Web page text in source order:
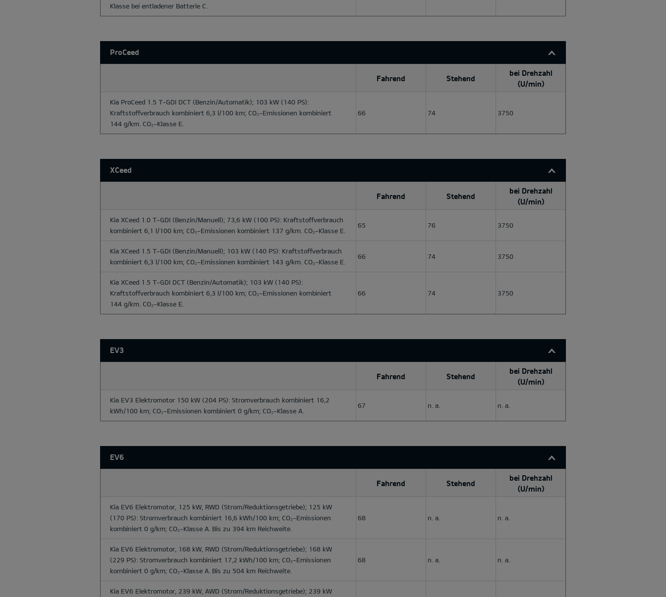
Klasse bei entladener Batterie C.
ProCeed
Fahrend Stehend
bei Drehzahl
(U/min)
Kia ProCeed 1.5 T-GDI DCT (Benzin/Automatik); 103 kW (140 PS):
Kraftstoffverbrauch kombiniert 6,3 l/100 km; CO₂-Emissionen kombiniert
144 g/km. CO₂-Klasse E.
66 74 3750
XCeed
Fahrend Stehend
bei Drehzahl
(U/min)
Kia XCeed 1.0 T-GDI (Benzin/Manuell); 73,6 kW (100 PS): Kraftstoffverbrauch
kombiniert 6,1 l/100 km; CO₂-Emissionen kombiniert 137 g/km. CO₂-Klasse E.
65 76 3750
Kia XCeed 1.5 T-GDI (Benzin/Manuell); 103 kW (140 PS): Kraftstoffverbrauch
kombiniert 6,3 l/100 km; CO₂-Emissionen kombiniert 143 g/km. CO₂-Klasse E.
66 74 3750
Kia XCeed 1.5 T-GDI DCT (Benzin/Automatik); 103 kW (140 PS):
Kraftstoffverbrauch kombiniert 6,3 l/100 km; CO₂-Emissionen kombiniert
144 g/km. CO₂-Klasse E.
66 74 3750
EV3
Fahrend Stehend
bei Drehzahl
(U/min)
Kia EV3 Elektromotor 150 kW (204 PS): Stromverbrauch kombiniert 16,2
kWh/100 km; CO₂-Emissionen kombiniert 0 g/km; CO₂-Klasse A.
67 n. a. n. a.
EV6
Fahrend Stehend
bei Drehzahl
(U/min)
Kia EV6 Elektromotor, 125 kW, RWD (Strom/Reduktionsgetriebe); 125 kW
(170 PS): Stromverbrauch kombiniert 16,6 kWh/100 km; CO₂-Emissionen
kombiniert 0 g/km; CO₂-Klasse A. Bis zu 394 km Reichweite.
68 n. a. n. a.
Kia EV6 Elektromotor, 168 kW, RWD (Strom/Reduktionsgetriebe); 168 kW
(229 PS): Stromverbrauch kombiniert 17,2 kWh/100 km; CO₂-Emissionen
kombiniert 0 g/km; CO₂-Klasse A. Bis zu 504 km Reichweite.
68 n. a. n. a.
Kia EV6 Elektromotor, 239 kW, AWD (Strom/Reduktionsgetriebe); 239 kW